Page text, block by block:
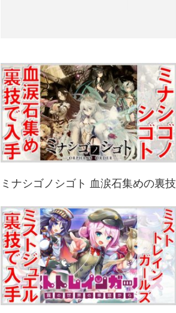
ミナシゴノシゴト 血涙石集めの裏技